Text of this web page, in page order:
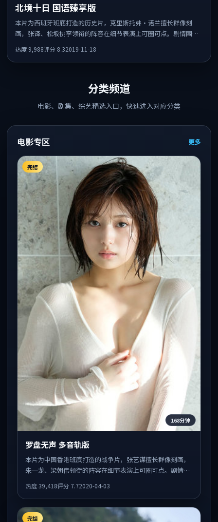
北境十日 国语臻享版
本片为西班牙班底打造的历史片，克里斯托弗·诺兰擅长群像刻
画，张译、松坂桃李领衔的阵容在细节表演上可圈可点。剧情围绕
热度 9,988评分 8.32019-11-18
分类频道
电影、剧集、综艺精选入口，快速进入对应分类
电影专区 更多
完结
168分钟
罗盘无声 多音轨版
本片为中国香港班底打造的战争片，张艺谋擅长群像刻画，
朱一龙、梁朝伟领衔的阵容在细节表演上可圈可点。剧情围
热度 39,418评分 7.72020-04-03
完结